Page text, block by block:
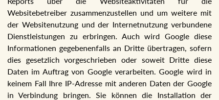
Websitebetreiber zusammenzustellen und um weitere mit
der Websitenutzung und der Internetnutzung verbundene
Dienstleistungen zu erbringen. Auch wird Google diese
Informationen gegebenenfalls an Dritte übertragen, sofern
dies gesetzlich vorgeschrieben oder soweit Dritte diese
Daten im Auftrag von Google verarbeiten. Google wird in
keinem Fall Ihre IP-Adresse mit anderen Daten der Google
in Verbindung bringen. Sie können die Installation der